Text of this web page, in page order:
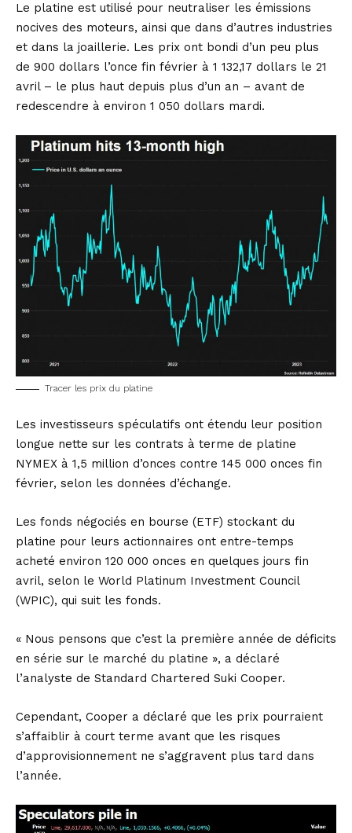
Le platine est utilisé pour neutraliser les émissions
nocives des moteurs, ainsi que dans d’autres industries
et dans la joaillerie. Les prix ont bondi d’un peu plus
de 900 dollars l’once fin février à 1 132,17 dollars le 21
avril – le plus haut depuis plus d’un an – avant de
redescendre à environ 1 050 dollars mardi.
Tracer les prix du platine
Les investisseurs spéculatifs ont étendu leur position
longue nette sur les contrats à terme de platine
NYMEX à 1,5 million d’onces contre 145 000 onces fin
février, selon les données d’échange.
Les fonds négociés en bourse (ETF) stockant du
platine pour leurs actionnaires ont entre-temps
acheté environ 120 000 onces en quelques jours fin
avril, selon le World Platinum Investment Council
(WPIC), qui suit les fonds.
« Nous pensons que c’est la première année de déficits
en série sur le marché du platine », a déclaré
l’analyste de Standard Chartered Suki Cooper.
Cependant, Cooper a déclaré que les prix pourraient
s’affaiblir à court terme avant que les risques
d’approvisionnement ne s’aggravent plus tard dans
l’année.